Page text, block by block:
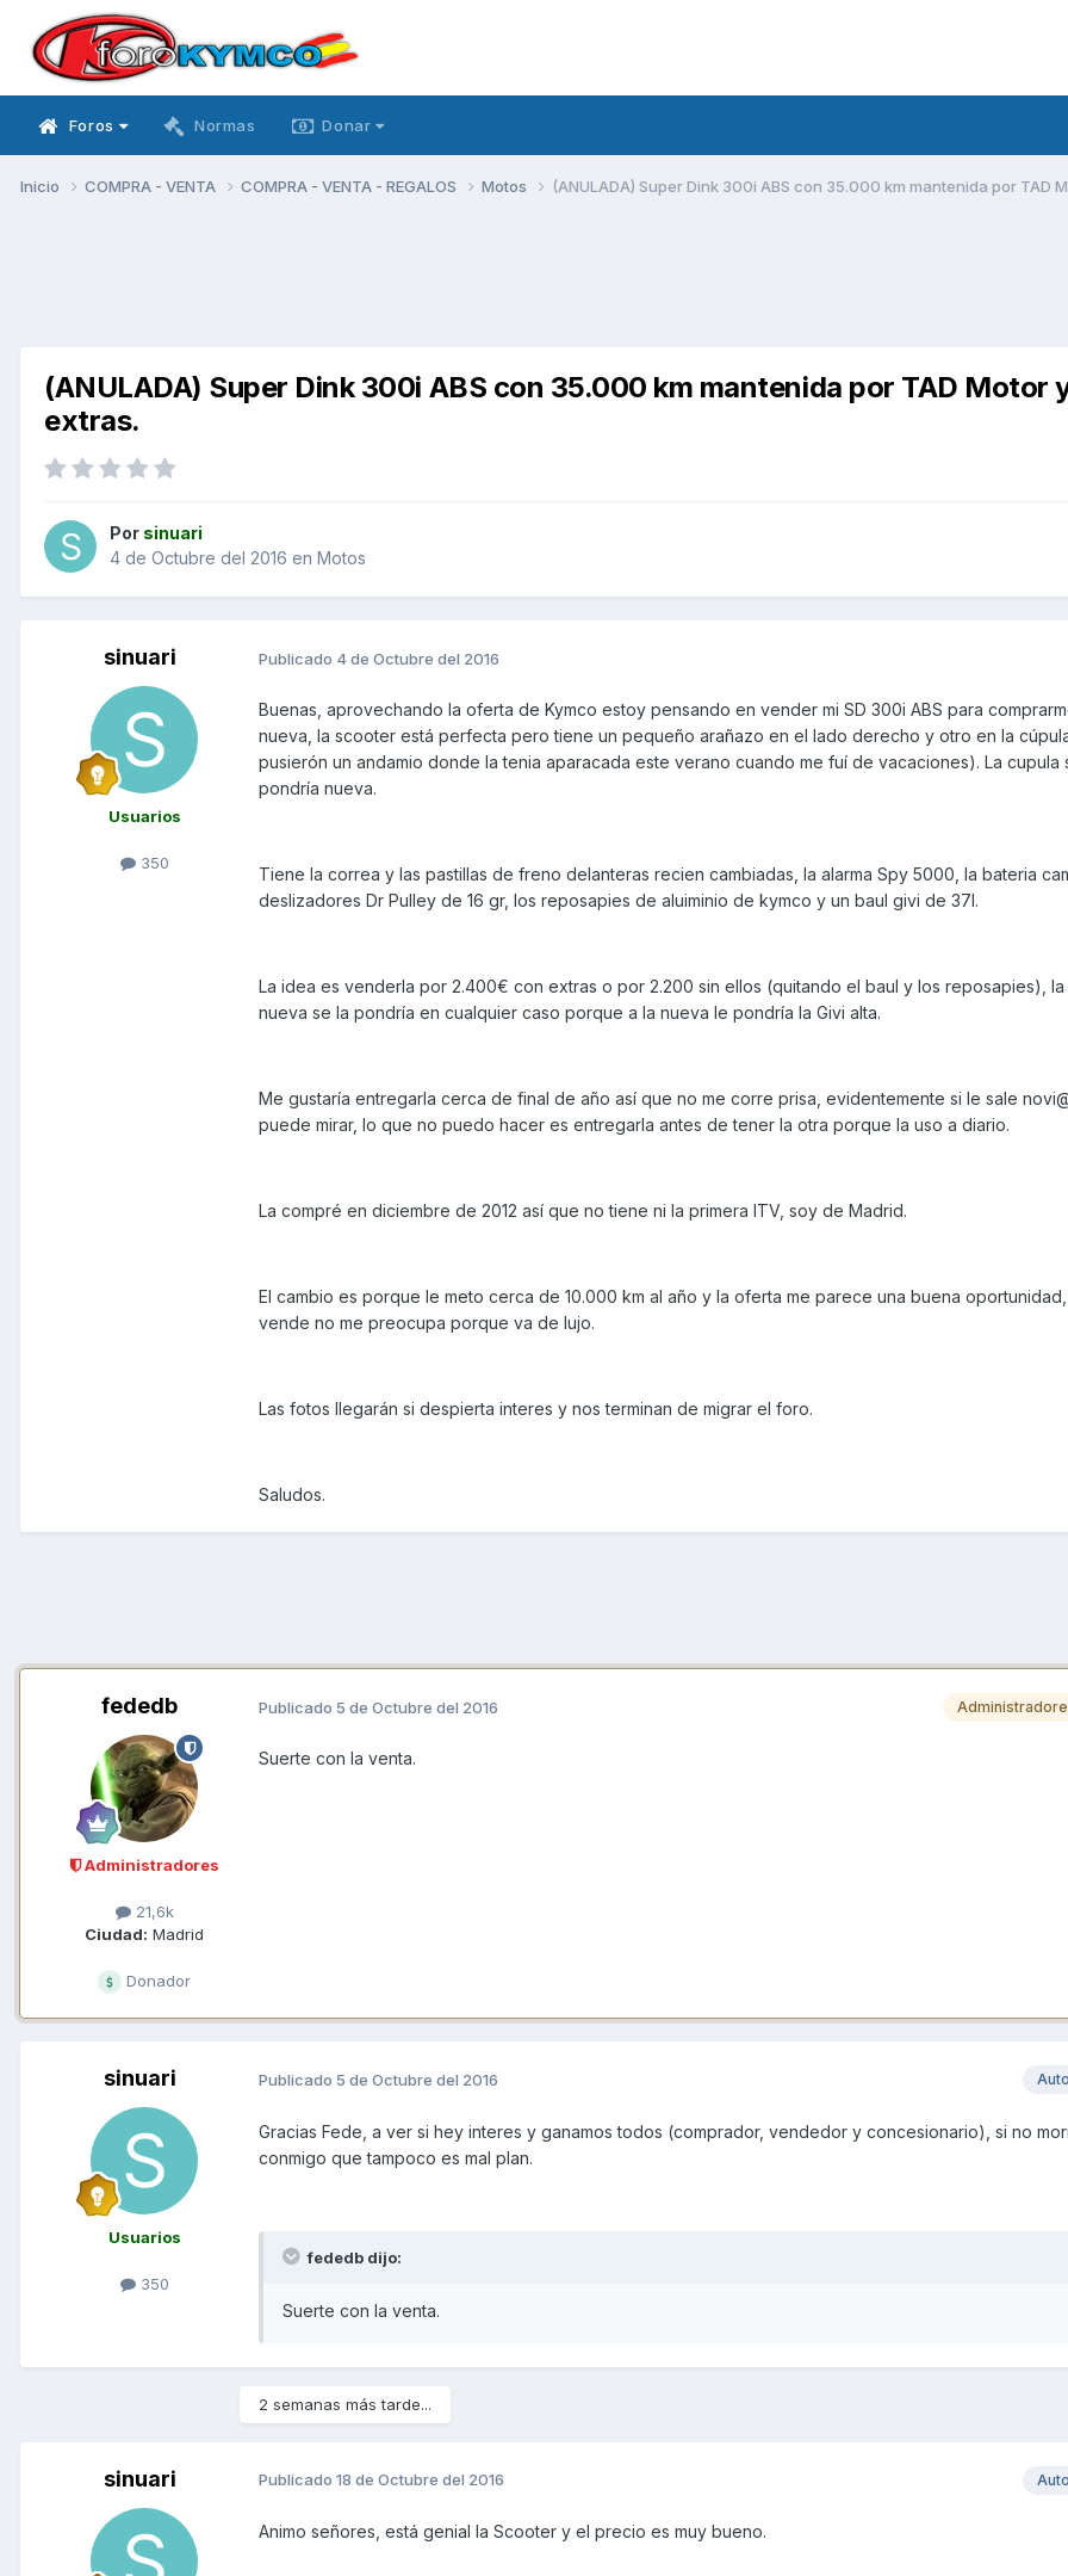
Foros Normas Donar
Inicio COMPRA - VENTA COMPRA - VENTA - REGALOS Motos (ANULADA) Super Dink 300i ABS con 35.000 km mantenida por TAD
(ANULADA) Super Dink 300i ABS con 35.000 km mantenida por TAD Motor
extras.
Por sinuari
4 de Octubre del 2016 en Motos
sinuari
Usuarios
350
Publicado 4 de Octubre del 2016
Buenas, aprovechando la oferta de Kymco estoy pensando en vender mi SD 300i ABS para
nueva, la scooter está perfecta pero tiene un pequeño arañazo en el lado derecho y otro en la
pusierón un andamio donde la tenia aparacada este verano cuando me fuí de vacaciones). La cupula
pondría nueva.
Tiene la correa y las pastillas de freno delanteras recien cambiadas, la alarma Spy 5000, la bateria
deslizadores Dr Pulley de 16 gr, los reposapies de aluiminio de kymco y un baul givi de 37l.
La idea es venderla por 2.400€ con extras o por 2.200 sin ellos (quitando el baul y los reposapies), la
nueva se la pondría en cualquier caso porque a la nueva le pondría la Givi alta.
Me gustaría entregarla cerca de final de año así que no me corre prisa, evidentemente si le sale
puede mirar, lo que no puedo hacer es entregarla antes de tener la otra porque la uso a diario.
La compré en diciembre de 2012 así que no tiene ni la primera ITV, soy de Madrid.
El cambio es porque le meto cerca de 10.000 km al año y la oferta me parece una buena
vende no me preocupa porque va de lujo.
Las fotos llegarán si despierta interes y nos terminan de migrar el foro.
Saludos.
fededb
Administradores
21,6k
Ciudad: Madrid
Donador
Publicado 5 de Octubre del 2016
Suerte con la venta.
sinuari
Usuarios
350
Publicado 5 de Octubre del 2016
Gracias Fede, a ver si hey interes y ganamos todos (comprador, vendedor y concesionario), si no
conmigo que tampoco es mal plan.
fededb dijo:
Suerte con la venta.
2 semanas más tarde...
sinuari Publicado 18 de Octubre del 2016
Animo señores, está genial la Scooter y el precio es muy bueno.